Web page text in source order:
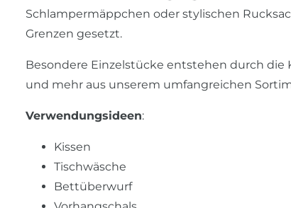
Schlampermäppchen oder stylischen
Grenzen gesetzt.
Besondere Einzelstücke entstehen durch
und mehr aus unserem umfangreichen
Verwendungsideen:
Kissen
Tischwäsche
Bettüberwurf